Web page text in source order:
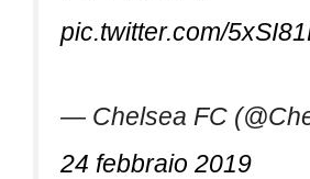
pic.twitter.com/
— Chelsea FC
24 febbraio 2019